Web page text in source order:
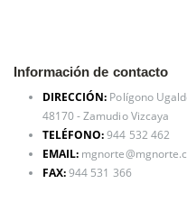
Información de contacto
DIRECCIÓN: Polígono
48170 - Zamudio Vizcaya
TELÉFONO:944 532 462
EMAIL:
FAX:944 531 366